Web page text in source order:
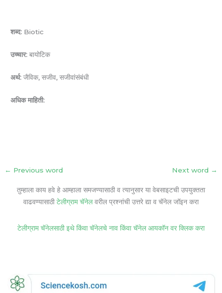
शब्द: Biotic
उच्चार: बायोटिक
अर्थ: जैविक, सजीव, सजीवांसंबंधी
अधिक माहिती:
← Previous word Next word →
तुम्हाला काय हवे हे आम्हाला समजण्यासाठी व त्यानुसार या वेबसाइटची उपयुक्तता
वाढवण्यासाठी टेलीग्राम चॅनेलवरील प्रश्नांची उत्तरे द्या व चॅनेल जॉइन करा
टेलीग्राम चॅनेलसाठी इथे किंवा चॅनेलचे नाव किंवा चॅनेल आयकॉन वर क्लिक करा